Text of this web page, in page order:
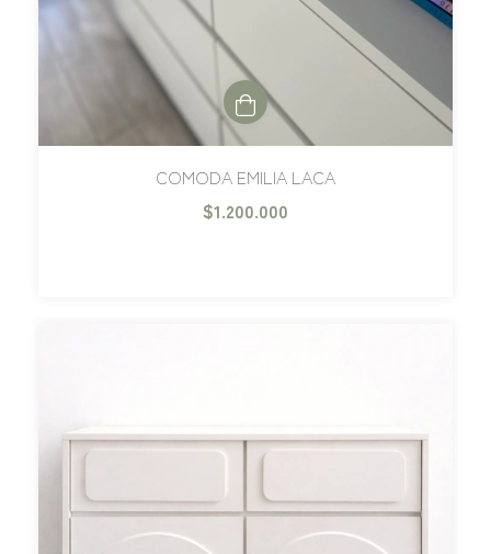
COMODA EMILIA LACA
$1.200.000